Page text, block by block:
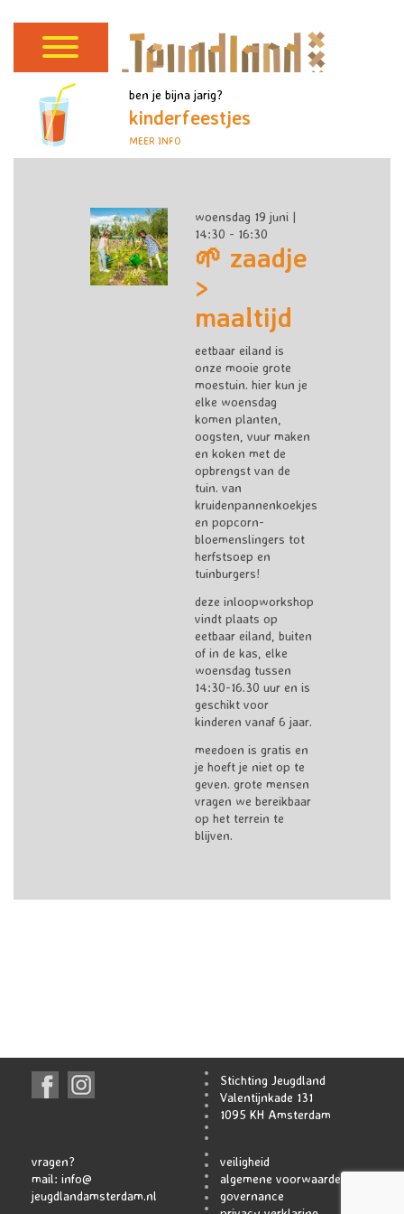
ben je bijna jarig?
kinderfeestjes
MEER INFO
woensdag 19 juni |
14:30 - 16:30
🌱 zaadje
>
maaltijd
eetbaar eiland is
onze mooie grote
moestuin. hier kun je
elke woensdag
komen planten,
oogsten, vuur maken
en koken met de
opbrengst van de
tuin. van
kruidenpannenkoekjes
en popcorn-
bloemenslingers tot
herfstsoep en
tuinburgers!
deze inloopworkshop
vindt plaats op
eetbaar eiland, buiten
of in de kas, elke
woensdag tussen
14:30-16.30 uur en is
geschikt voor
kinderen vanaf 6 jaar.
meedoen is gratis en
je hoeft je niet op te
geven. grote mensen
vragen we bereikbaar
op het terrein te
blijven.
Stichting Jeugdland
Valentijnkade 131
1095 KH Amsterdam
vragen?
mail: info@
jeugdlandamsterdam.nl
veiligheid
algemene voorwaarden
governance